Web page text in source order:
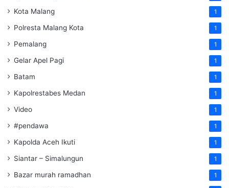
Kota Malang 1
Polresta Malang Kota 1
Pemalang 1
Gelar Apel Pagi 1
Batam 1
Kapolrestabes Medan 1
Video 1
#pendawa 1
Kapolda Aceh Ikuti 1
Siantar – Simalungun 1
Bazar murah ramadhan 1